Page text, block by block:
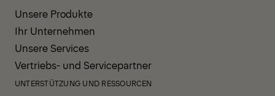
Unsere Produkte
Ihr Unternehmen
Unsere Services
Vertriebs- und Servicepartner
UNTERSTÜTZUNG UND RESSOURCEN